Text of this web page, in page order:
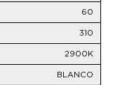
60
310
2900K
BLANCO